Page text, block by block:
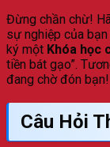
Đừng chần chừ!
sự nghiệp của
ký một Khóa học
tiền bát gạo”.
đang chờ đón bạn!
Câu Hỏi